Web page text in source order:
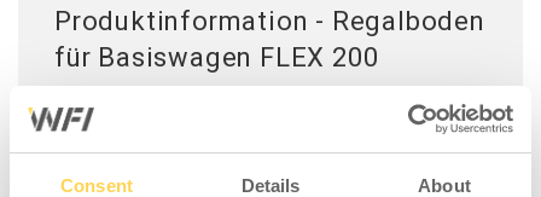
Consent Details About
Produktinformation - Regalboden
für Basiswagen FLEX 200
Regalboden für Basiswagen FLEX 200.